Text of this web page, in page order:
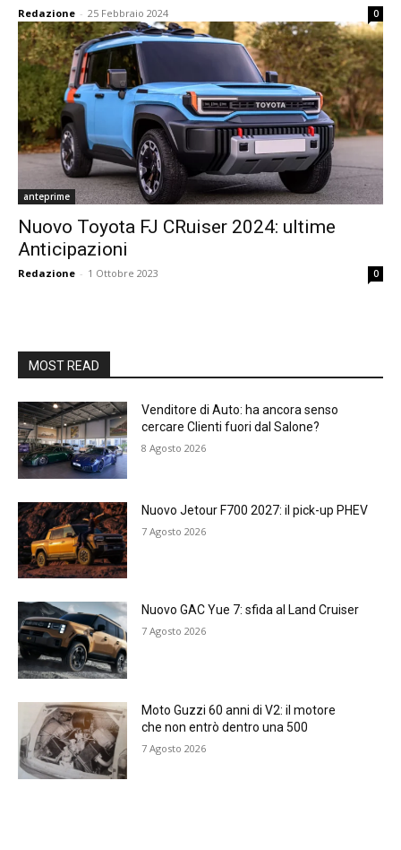
Redazione - 25 Febbraio 2024 0
anteprime
Nuovo Toyota FJ CRuiser 2024: ultime
Anticipazioni
Redazione - 1 Ottobre 2023 0
MOST READ
Venditore di Auto: ha ancora senso
cercare Clienti fuori dal Salone?
8 Agosto 2026
Nuovo Jetour F700 2027: il pick-up PHEV
7 Agosto 2026
Nuovo GAC Yue 7: sfida al Land Cruiser
7 Agosto 2026
Moto Guzzi 60 anni di V2: il motore
che non entrò dentro una 500
7 Agosto 2026